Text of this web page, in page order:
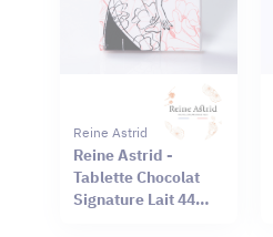
Reine Astrid
Reine Astrid -
Tablette Chocolat
Signature Lait 44%